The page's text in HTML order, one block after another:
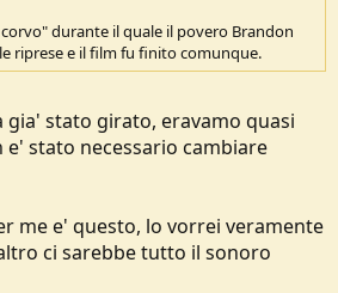
durante il quale il povero Brandon
riprese e il film fu finito comunque.
gia' stato girato, eravamo quasi
stato necessario cambiare
me e' questo, lo vorrei veramente
ci sarebbe tutto il sonoro